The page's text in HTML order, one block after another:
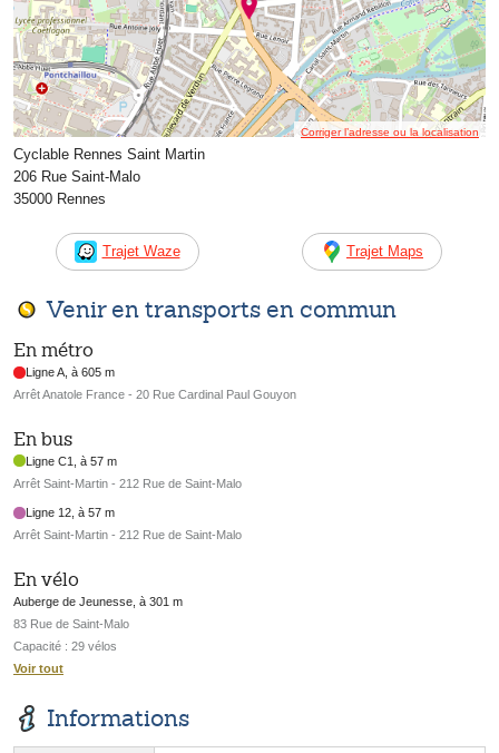
Corriger l’adresse ou la localisation
Cyclable Rennes Saint Martin
206 Rue Saint-Malo
35000 Rennes
Trajet Waze Trajet Maps
Venir en transports en commun
En métro
Ligne A, à 605 m
Arrêt Anatole France - 20 Rue Cardinal Paul Gouyon
En bus
Ligne C1, à 57 m
Arrêt Saint-Martin - 212 Rue de Saint-Malo
Ligne 12, à 57 m
Arrêt Saint-Martin - 212 Rue de Saint-Malo
En vélo
Auberge de Jeunesse, à 301 m
83 Rue de Saint-Malo
Capacité : 29 vélos
Voir tout
Informations